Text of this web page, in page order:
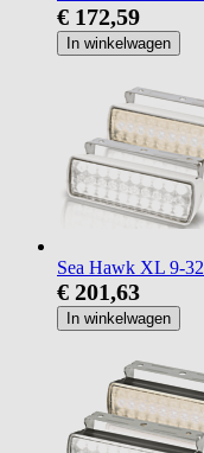
€ 172,59
In winkelwagen
Sea Hawk XL 9-
€ 201,63
In winkelwagen